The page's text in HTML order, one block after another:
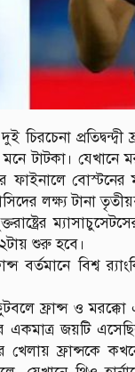
টাটকা।
ফাইনালে
লক্ষ্য টানা
শুরু হবে।
বর্তমানে বিশ্ব
ফ্রান্স ও
একমাত্র জয়টি
খেলায় ফ্রান্সকে